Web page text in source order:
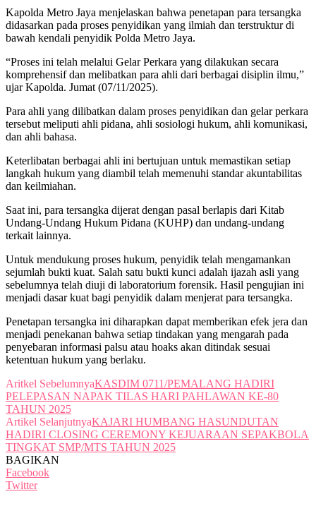
Kapolda Metro Jaya menjelaskan bahwa penetapan para tersangka
didasarkan pada proses penyidikan yang ilmiah dan terstruktur di
bawah kendali penyidik Polda Metro Jaya.
“Proses ini telah melalui Gelar Perkara yang dilakukan secara
komprehensif dan melibatkan para ahli dari berbagai disiplin ilmu,”
ujar Kapolda. Jumat (07/11/2025).
Para ahli yang dilibatkan dalam proses penyidikan dan gelar perkara
tersebut meliputi ahli pidana, ahli sosiologi hukum, ahli komunikasi,
dan ahli bahasa.
Keterlibatan berbagai ahli ini bertujuan untuk memastikan setiap
langkah hukum yang diambil telah memenuhi standar akuntabilitas
dan keilmiahan.
Saat ini, para tersangka dijerat dengan pasal berlapis dari Kitab
Undang-Undang Hukum Pidana (KUHP) dan undang-undang
terkait lainnya.
Untuk mendukung proses hukum, penyidik telah mengamankan
sejumlah bukti kuat. Salah satu bukti kunci adalah ijazah asli yang
sebelumnya telah diuji di laboratorium forensik. Hasil pengujian ini
menjadi dasar kuat bagi penyidik dalam menjerat para tersangka.
Penetapan tersangka ini diharapkan dapat memberikan efek jera dan
menjadi penekanan bahwa setiap tindakan yang mengarah pada
penyebaran informasi palsu atau hoaks akan ditindak sesuai
ketentuan hukum yang berlaku.
Aritkel SebelumnyaKASDIM 0711/PEMALANG HADIRI
PELEPASAN NAPAK TILAS HARI PAHLAWAN KE-80
TAHUN 2025
Artikel SelanjutnyaKAJARI HUMBANG HASUNDUTAN
HADIRI CLOSING CEREMONY KEJUARAAN SEPAKBOLA
TINGKAT SMP/MTS TAHUN 2025
BAGIKAN
Facebook
Twitter